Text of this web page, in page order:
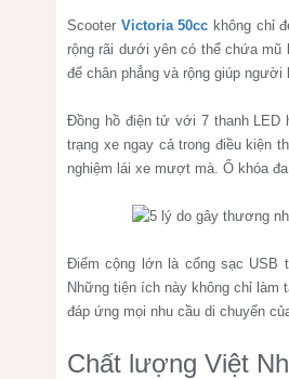
Scooter Victoria 50cc không chỉ
rộng rãi dưới yên có thể chứa mũ
để chân phẳng và rộng giúp
Đồng hồ điện tử với 7 thanh LED
trạng xe ngay cả trong điều kiện
nghiệm lái xe mượt mà. Ổ khóa
Điểm cộng lớn là cổng sạc USB
Những tiện ích này không chỉ làm
đáp ứng mọi nhu cầu di chuyển
Chất lượng Việt